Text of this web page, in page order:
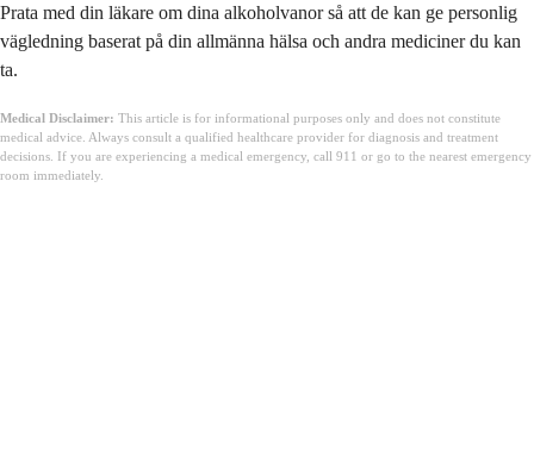
Prata med din läkare om dina alkoholvanor så att de kan ge personlig
vägledning baserat på din allmänna hälsa och andra mediciner du kan
ta.
Medical Disclaimer: This article is for informational purposes only and does not constitute
medical advice. Always consult a qualified healthcare provider for diagnosis and treatment
decisions. If you are experiencing a medical emergency, call 911 or go to the nearest emergency
room immediately.